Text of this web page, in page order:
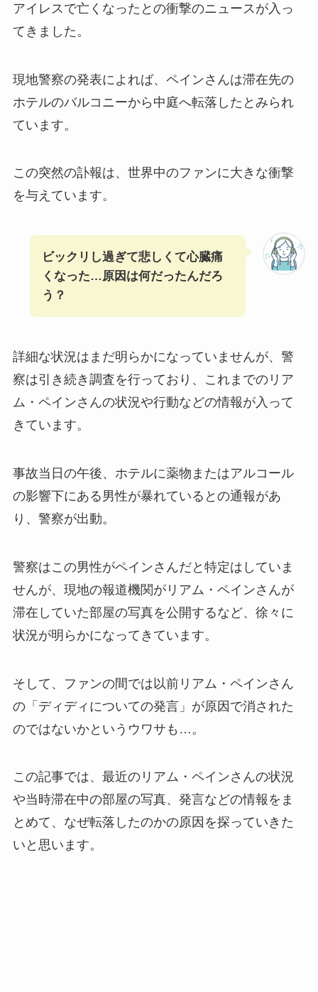
アイレスで亡くなったとの衝撃のニュースが入っ
てきました。
現地警察の発表によれば、ペインさんは滞在先の
ホテルのバルコニーから中庭へ転落したとみられ
ています。
この突然の訃報は、世界中のファンに大きな衝撃
を与えています。
ビックリし過ぎて悲しくて心臓痛
くなった…原因は何だったんだろ
う？
詳細な状況はまだ明らかになっていませんが、警
察は引き続き調査を行っており、これまでのリア
ム・ペインさんの状況や行動などの情報が入って
きています。
事故当日の午後、ホテルに薬物またはアルコール
の影響下にある男性が暴れているとの通報があ
り、警察が出動。
警察はこの男性がペインさんだと特定はしていま
せんが、現地の報道機関がリアム・ペインさんが
滞在していた部屋の写真を公開するなど、徐々に
状況が明らかになってきています。
そして、ファンの間では以前リアム・ペインさん
の「ディディについての発言」が原因で消された
のではないかというウワサも…。
この記事では、最近のリアム・ペインさんの状況
や当時滞在中の部屋の写真、発言などの情報をま
とめて、なぜ転落したのかの原因を探っていきた
いと思います。